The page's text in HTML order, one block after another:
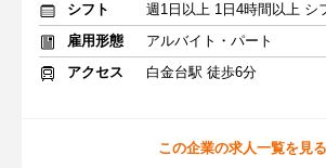
シフト
雇用形態
アルバイト・パート
アクセス
白金台駅 徒歩6分
この企業の求人一覧を見る